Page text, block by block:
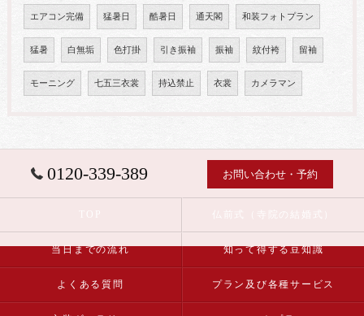
エアコン完備 猛暑日 酷暑日 通天閣 和装フォトプラン
猛暑 白無垢 色打掛 引き振袖 振袖 紋付袴 留袖
モーニング 七五三衣裳 持込禁止 衣裳 カメラマン
0120-339-389 お問い合わせ・予約
当日までの流れ 知って得する豆知識
よくある質問 プラン及び各種サービス